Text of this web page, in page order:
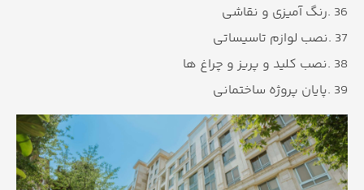
36 .رنگ آمیزی و نقاشی
37 .نصب لوازم تاسیساتی
38 .نصب کلید و پریز و چراغ ها
39 .پایان پروژه ساختمانی